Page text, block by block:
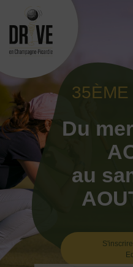
content
35ÈME
Du
au